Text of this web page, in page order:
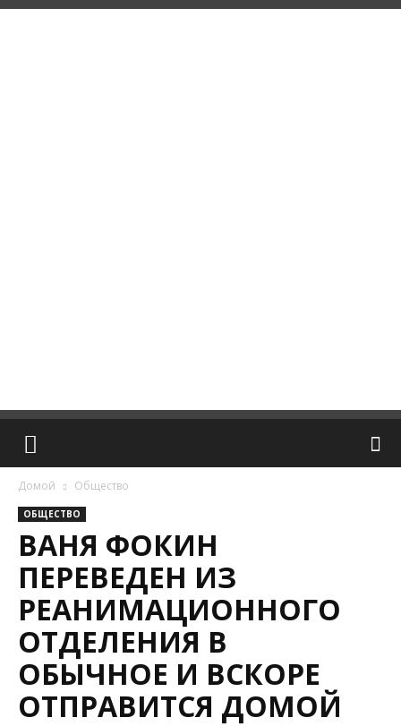
Домой Общество
ОБЩЕСТВО
ВАНЯ ФОКИН
ПЕРЕВЕДЕН ИЗ
РЕАНИМАЦИОННОГО
ОТДЕЛЕНИЯ В
ОБЫЧНОЕ И ВСКОРЕ
ОТПРАВИТСЯ ДОМОЙ